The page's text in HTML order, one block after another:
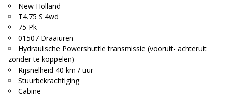
New Holland
T4.75 S 4wd
75 Pk
01507 Draaiuren
Hydraulische Powershuttle transmissie (vooruit- achteruit
zonder te koppelen)
Rijsnelheid 40 km / uur
Stuurbekrachtiging
Cabine